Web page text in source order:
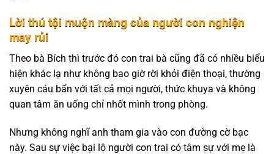
Lời thú tội muộn màng của người con nghiện
may rủi
Theo bà Bích thì trước đó con trai bà cũng đã có nhiều biểu
hiện khác lạ như không bao giờ rời khỏi điện thoại, thường
xuyên cáu bẩn với tất cả mọi người, thức khuya và không
quan tâm ăn uống chỉ nhốt mình trong phòng.
Nhưng không nghĩ anh tham gia vào con đường cờ bạc
này. Sau sự việc bại lộ người con trai có tâm sự với mẹ là